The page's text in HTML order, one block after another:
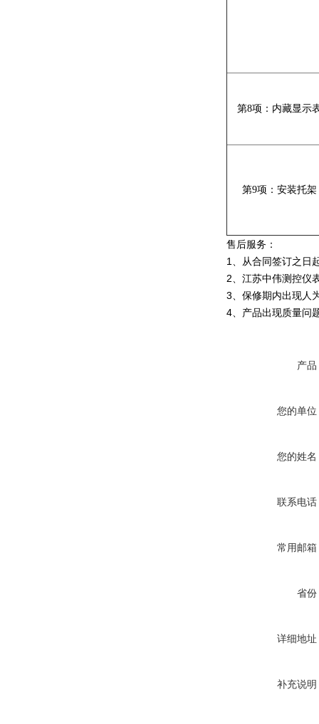
第8项：内藏显示
第9项：安装托架
售后服务：
1、从合同签订之日
2、江苏中伟测控仪
3、保修期内出现人
4、产品出现质量问
产品
您的单位
您的姓名
联系电话
常用邮箱
省份
详细地址
补充说明